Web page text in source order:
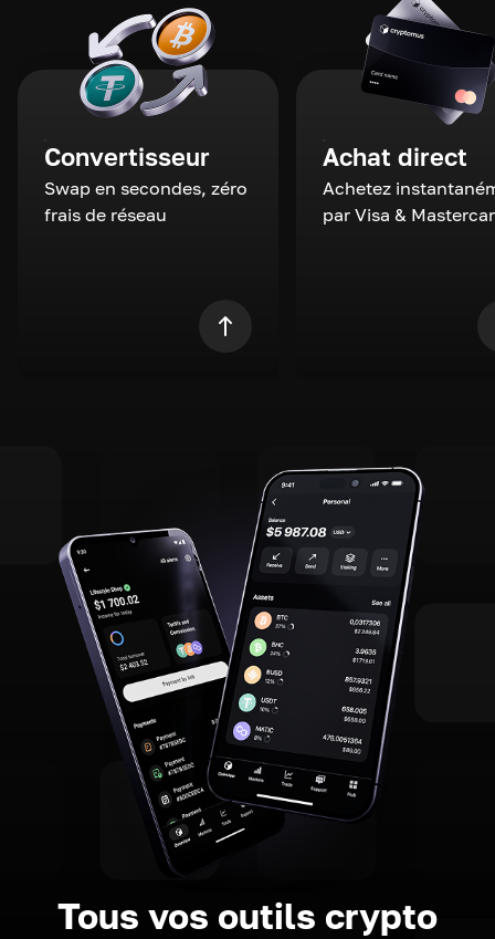
Convertisseur
Swap en secondes, zéro
frais de réseau
Achat direct
Achetez
par Visa &
Tous vos outils crypto